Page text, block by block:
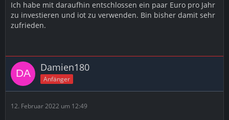
Ich habe mit daraufhin entschlossen ein paar Euro pro Jahr
zu investieren und iot zu verwenden. Bin bisher damit sehr
zufrieden.
Damien180
Anfänger
12. Februar 2022 um 12:49